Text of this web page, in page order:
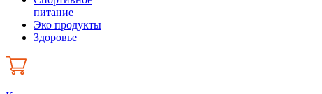
питание
Эко продукты
Здоровье